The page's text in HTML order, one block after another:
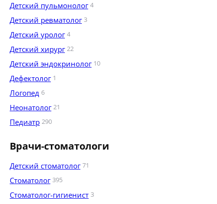
Детский пульмонолог 4
Детский ревматолог 3
Детский уролог 4
Детский хирург 22
Детский эндокринолог 10
Дефектолог 1
Логопед 6
Неонатолог 21
Педиатр 290
Врачи-стоматологи
Детский стоматолог 71
Стоматолог 395
Стоматолог-гигиенист 3